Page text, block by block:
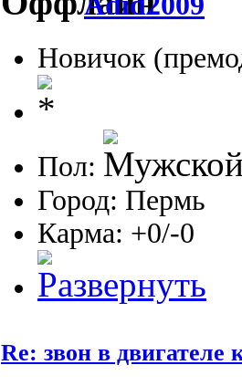
Новичок
Пол:
Город: Пермь
Карма: +0/-0
Re: звон в двигателе